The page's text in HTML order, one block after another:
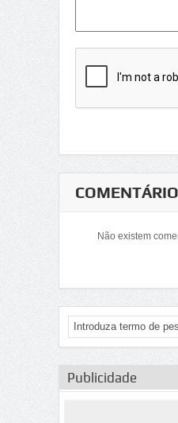
Não existem
Publicidade